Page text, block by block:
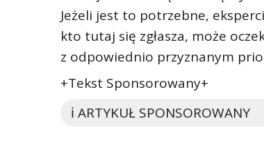
Jeżeli jest to potrzebne,
kto tutaj się zgłasza, może
z odpowiednio przyznanym
+Tekst Sponsorowany+
ℹ️ ARTYKUŁ SPONSOROWANY